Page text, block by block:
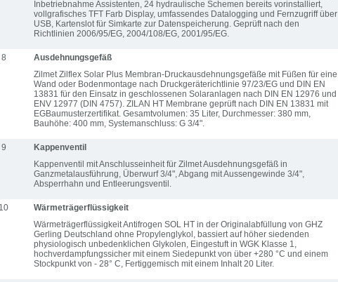
Inbetriebnahme Assistenten, 24 hydraulische Schemen bereits vorinstalliert,
vollgrafisches TFT Farb Display, umfassendes Datalogging und Fernzugriff über
USB, Kartenslot für Simkarte zur Datenspeicherung. Geprüft nach den
Richtlinien 2006/95/EG, 2004/108/EG, 2001/95/EG.
8
Ausdehnungsgefäß
Zilmet Zilflex Solar Plus Membran-Druckausdehnungsgefäße mit Füßen für eine
Wand oder Bodenmontage nach Druckgeräterichtlinie 97/23/EG und DIN EN
13831 für den Einsatz in geschlossenen Solaranlagen nach DIN EN 12976 und
ENV 12977 (DIN 4757). ZILAN HT Membrane geprüft nach DIN EN 13831 mit
EGBaumusterzertifikat. Gesamtvolumen: 35 Liter, Durchmesser: 380 mm,
Bauhöhe: 400 mm, Systemanschluss: G 3/4".
9
Kappenventil
Kappenventil mit Anschlusseinheit für Zilmet Ausdehnungsgefäß in
Ganzmetalausführung, Überwurf 3/4", Abgang mit Aussengewinde 3/4",
Absperrhahn und Entleerungsventil.
10
Wärmeträgerflüssigkeit
Wärmeträgerflüssigkeit Antifrogen SOL HT in der Originalabfüllung von GHZ
Gerling Deutschland ohne Propylenglykol, bassiert auf höher siedenden
physiologisch unbedenklichen Glykolen, Eingestuft in WGK Klasse 1,
hochverdampfungssicher mit einem Siedepunkt von über +280 °C und einem
Stockpunkt von - 28° C, Fertiggemisch mit einem Inhalt 20 Liter.